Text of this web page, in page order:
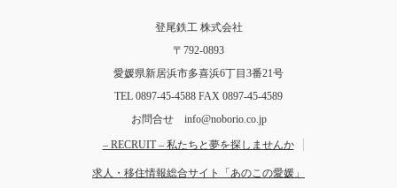
登尾鉄工 株式会社
〒792-0893
愛媛県新居浜市多喜浜6丁目3番21号
TEL 0897-45-4588 FAX 0897-45-4589
お問合せ info@noborio.co.jp
– RECRUIT – 私たちと夢を探しませんか
求人・移住情報総合サイト「あのこの愛媛」